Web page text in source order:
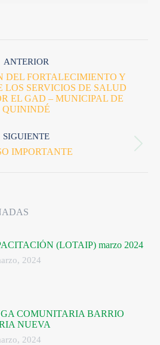
ANTERIOR
DEL FORTALECIMIENTO Y
LOS SERVICIOS DE SALUD
EL GAD – MUNICIPAL DE
QUININDÉ
SIGUIENTE
IMPORTANTE
(LOTAIP) marzo 2024
2024
COMUNITARIA BARRIO
NUEVA
2024